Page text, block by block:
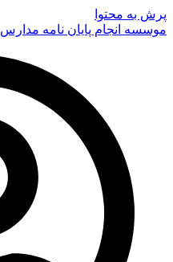
پرش به محتوا
موسسه انجام پایان نامه مدارس